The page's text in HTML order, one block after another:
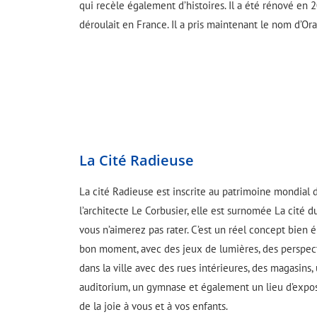
qui recèle également d’histoires. Il a été rénové en
déroulait en France. Il a pris maintenant le nom
La Cité Radieuse
La cité Radieuse est inscrite au patrimoine mondial
l’architecte Le Corbusier, elle est surnomée La cité
vous n’aimerez pas rater. C’est un réel concept
bon moment, avec des jeux de lumières, des
dans la ville avec des rues intérieures, des
auditorium, un gymnase et également un lieu
de la joie à vous et à vos enfants.